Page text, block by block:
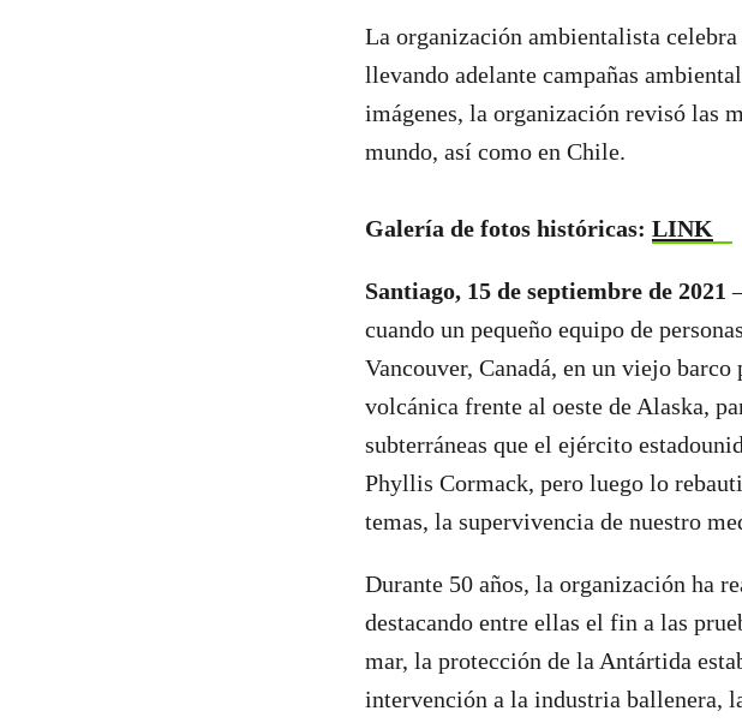
La organización ambientalista
llevando adelante campañas
imágenes, la organización revisó las
mundo, así como en Chile.
Galería de fotos históricas: LINK
Santiago, 15 de septiembre de 2021
cuando un pequeño equipo de
Vancouver, Canadá, en un viejo
volcánica frente al oeste de Alaska,
subterráneas que el ejército
Phyllis Cormack, pero luego lo
temas, la supervivencia de nuestro
Durante 50 años, la organización ha
destacando entre ellas el fin a las
mar, la protección de la Antártida
intervención a la industria ballenera,